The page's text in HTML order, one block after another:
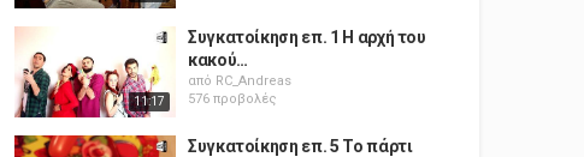
11:17
Συγκατοίκηση επ. 1 Η αρχή του
κακού…
από RC_Andreas
576 προβολές
Συγκατοίκηση επ. 5 Το πάρτι